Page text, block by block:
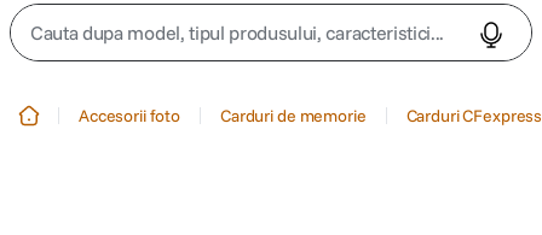
Cauta dupa model, tipul produsului, caracteristici...
Accesorii foto Carduri de memorie Carduri CFexpress